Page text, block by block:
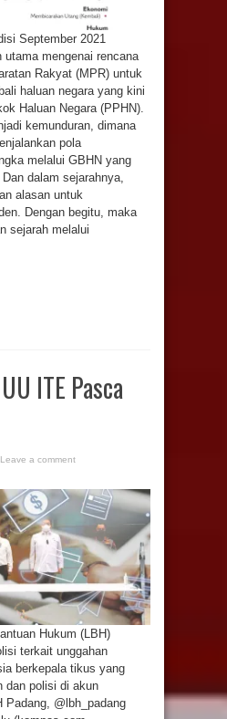
September 2021
utama mengenai rencana
Rakyat (MPR) untuk
haluan negara yang kini
Haluan Negara (PPHN).
kemunduran, dimana
pola
melalui GBHN yang
dalam sejarahnya,
alasan untuk
Dengan begitu, maka
sejarah melalui
ITE Pasca
Leave a comment
Hukum (LBH)
terkait unggahan
berkepala tikus yang
dan polisi di akun
Padang, @lbh_padang